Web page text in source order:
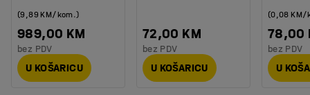
989,00 KM
(9,89 KM/kom.)
bez PDV
U KOŠARICU
72,00 KM
bez PDV
U KOŠARICU
78,00
(0,08 KM/
bez PDV
U